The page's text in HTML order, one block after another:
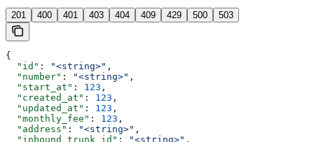
201 400 401 403 404 409 429 500 503
{
  "id"
: "<string>" ,
  "number"
: "<string>" ,
  "start_at"
: 123 ,
  "created_at"
: 123 ,
  "updated_at"
: 123 ,
  "monthly_fee"
: 123 ,
  "address"
: "<string>" ,
  "inbound_trunk_id"
: "<string>" ,